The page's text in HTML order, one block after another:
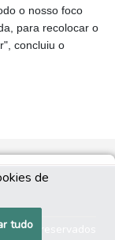
de
tudo
o nosso foco
para recolocar o
concluiu o
reservados